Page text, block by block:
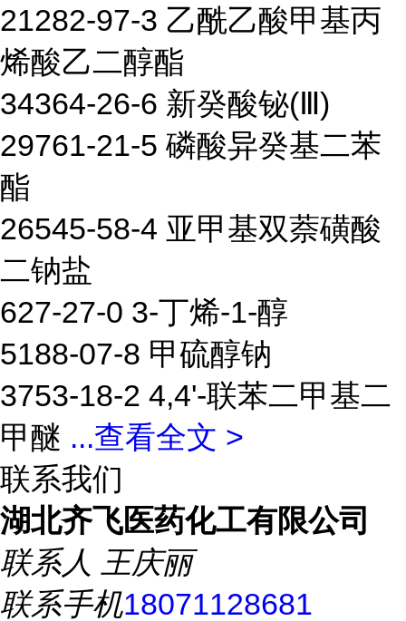
21282-97-3 乙酰乙酸甲基丙
烯酸乙二醇酯
34364-26-6 新癸酸铋(Ⅲ)
29761-21-5 磷酸异癸基二苯
酯
26545-58-4 亚甲基双萘磺酸
二钠盐
627-27-0 3-丁烯-1-醇
5188-07-8 甲硫醇钠
3753-18-2 4,4'-联苯二甲基二
甲醚 ...查看全文 >
联系我们
湖北齐飞医药化工有限公司
联系人 王庆丽
联系手机18071128681